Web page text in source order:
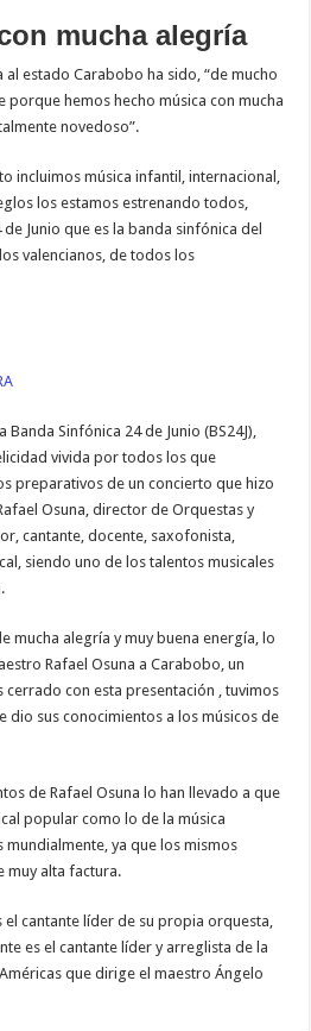
mucha alegría
al estado Carabobo ha sido, “de mucho
hemos hecho música con mucha
novedoso”.
incluimos música infantil, internacional,
los estamos estrenando todos,
Junio que es la banda sinfónica del
valencianos, de todos los
Sinfónica 24 de Junio (BS24J),
vivida por todos los que
preparativos de un concierto que hizo
Osuna, director de Orquestas y
cantante, docente, saxofonista,
siendo uno de los talentos musicales
mucha alegría y muy buena energía, lo
Rafael Osuna a Carabobo, un
con esta presentación , tuvimos
dio sus conocimientos a los músicos de
de Rafael Osuna lo han llevado a que
popular como lo de la música
mundialmente, ya que los mismos
muy alta factura.
el cantante líder de su propia orquesta,
es el cantante líder y arreglista de la
que dirige el maestro Ángelo